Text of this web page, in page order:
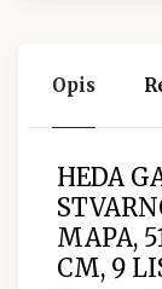
Opis
HEDA
MAPA,
CM, 9